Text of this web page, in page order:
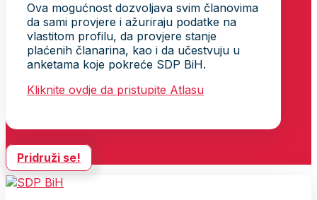
Ova mogućnost dozvoljava svim članovima
da sami provjere i ažuriraju podatke na
vlastitom profilu, da provjere stanje
plaćenih članarina, kao i da učestvuju u
anketama koje pokreće SDP BiH.
Kliknite ovdje da pristupite Atlasu
Pridruži se!